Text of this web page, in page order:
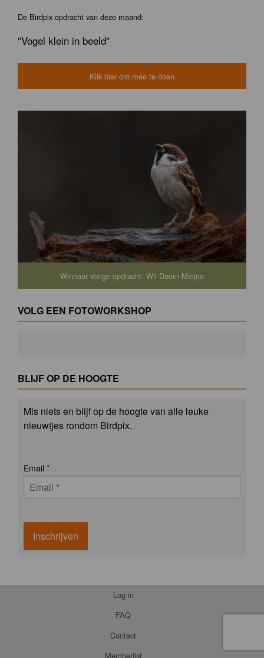
De Birdpix opdracht van deze maand:
"Vogel klein in beeld"
Klik hier om mee te doen
Winnaar vorige opdracht: Wil Doorn-Meijne
VOLG EEN FOTOWORKSHOP
BLIJF OP DE HOOGTE
Mis niets en blijf op de hoogte van alle leuke
nieuwtjes rondom Birdpix.
Email *
Inschrijven
Log in
FAQ
Contact
Memberlist